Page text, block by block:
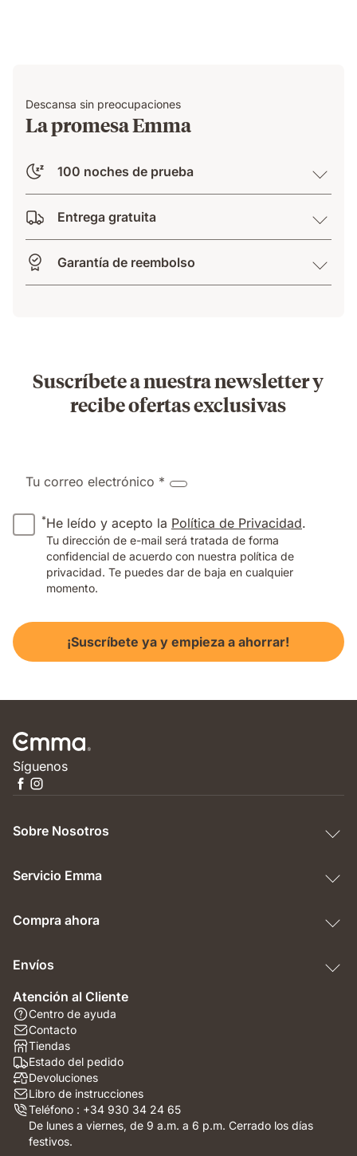
Descansa sin preocupaciones
La promesa Emma
100 noches de prueba
Entrega gratuita
Garantía de reembolso
Suscríbete a nuestra newsletter y
recibe ofertas exclusivas
Tu correo electrónico *
*He leído y acepto la Política de Privacidad.
Tu dirección de e-mail será tratada de forma
confidencial de acuerdo con nuestra política de
privacidad. Te puedes dar de baja en cualquier
momento.
¡Suscríbete ya y empieza a ahorrar!
Síguenos
Sobre Nosotros
Servicio Emma
Compra ahora
Envíos
Atención al Cliente
Centro de ayuda
Contacto
Tiendas
Estado del pedido
Devoluciones
Libro de instrucciones
Teléfono : +34 930 34 24 65
De lunes a viernes, de 9 a.m. a 6 p.m. Cerrado los días
festivos.